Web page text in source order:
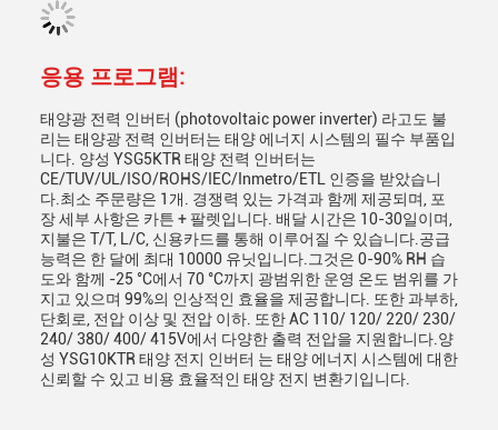
응용 프로그램:
태양광 전력 인버터 (photovoltaic power inverter) 라고도 불
리는 태양광 전력 인버터는 태양 에너지 시스템의 필수 부품입
니다. 양성 YSG5KTR 태양 전력 인버터는
CE/TUV/UL/ISO/ROHS/IEC/Inmetro/ETL 인증을 받았습니
다.최소 주문량은 1개. 경쟁력 있는 가격과 함께 제공되며, 포
장 세부 사항은 카튼 + 팔렛입니다. 배달 시간은 10-30일이며,
지불은 T/T, L/C, 신용카드를 통해 이루어질 수 있습니다.공급
능력은 한 달에 최대 10000 유닛입니다.그것은 0-90% RH 습
도와 함께 -25 °C에서 70 °C까지 광범위한 운영 온도 범위를 가
지고 있으며 99%의 인상적인 효율을 제공합니다. 또한 과부하,
단회로, 전압 이상 및 전압 이하. 또한 AC 110/ 120/ 220/ 230/
240/ 380/ 400/ 415V에서 다양한 출력 전압을 지원합니다.양
성 YSG10KTR 태양 전지 인버터 는 태양 에너지 시스템에 대한
신뢰할 수 있고 비용 효율적인 태양 전지 변환기입니다.